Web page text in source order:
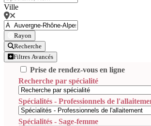
Ville
Rayon
Recherche
Filtres Avancés
Prise de rendez-vous en ligne
Recherche par spécialité
Spécialités - Professionnels de
Spécialités - Sage-femme